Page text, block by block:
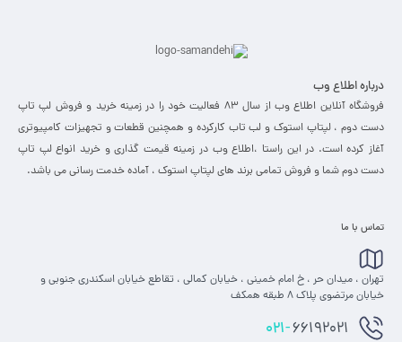
درباره اطلاع وب
فروشگاه آنلاین اطلاع وب از سال 83 فعالیت خود را در زمینه خرید و فروش لپ تاپ
دست دوم ، لپتاپ استوک و لب تاب کارکرده و همچنین قطعات و تجهیزات کامپیوتری
آغاز کرده است. در این راستا ،‌اطلاع وب در زمینه قیمت گذاری و خرید انواع لپ تاپ
دست دوم شما و فروش تمامی برند های لپتاپ استوک ، آماده خدمت رسانی می باشد.
تماس با ما
تهران ، میدان حر ، خ امام خمینی ، خیابان کمالی ، تقاطع خیابان اسکندری جنوبی و
خیابان مرتضوی پلاک 8 طبقه همکف
021-66192021